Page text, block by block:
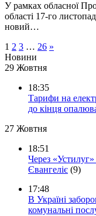
У рамках обласної
області 17-го
новий…
1 2 3 … 26 »
Новини
29 Жовтня
18:35
Тарифи на
до кінця
27 Жовтня
18:51
Через
Євангеліє (9)
17:48
В Україні
комунальні